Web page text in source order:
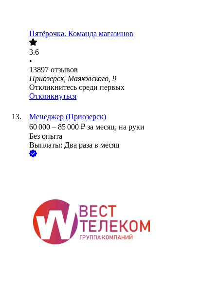
Пятёрочка. Команда магазинов
3.6
•
13897 отзывов
Приозерск, Маяковского, 9
Откликнитесь среди первых
Откликнуться
Менеджер (Приозерск)
60 000 – 85 000 ₽ за месяц, на руки
Без опыта
Выплаты: Два раза в месяц